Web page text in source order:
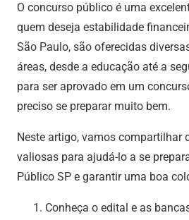
O concurso público é uma
quem deseja estabilidade
São Paulo, são oferecidas
áreas, desde a educação até a
para ser aprovado em um
preciso se preparar muito bem.
Neste artigo, vamos compartilhar
valiosas para ajudá-lo a se
Público SP e garantir uma boa
Conheça o edital e as